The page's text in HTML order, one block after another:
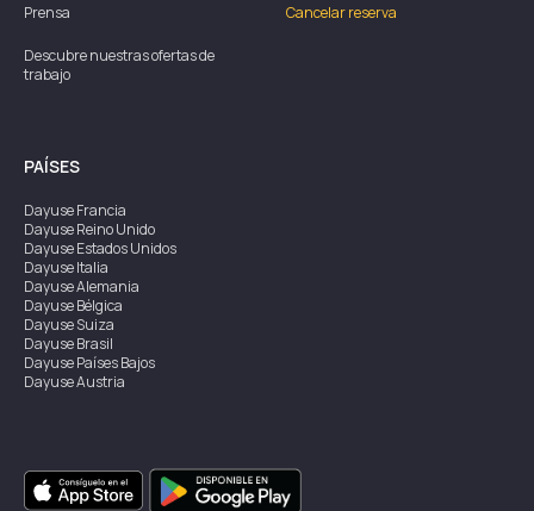
Prensa
Descubre nuestras ofertas de
trabajo
Cancelar reserva
PAÍSES
DayuseFrancia
DayuseReino Unido
DayuseEstados Unidos
DayuseItalia
DayuseAlemania
DayuseBélgica
DayuseSuiza
DayuseBrasil
DayusePaíses Bajos
DayuseAustria
DayuseSingapur
DayuseSuecia